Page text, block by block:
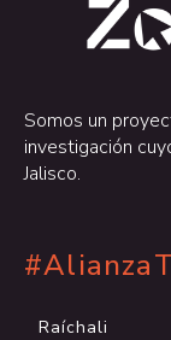
Somos un
investigación
Jalisco.
Raíchali